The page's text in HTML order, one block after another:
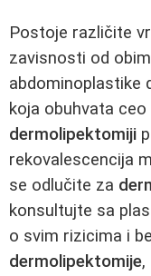
Postoje različite
zavisnosti od
abdominoplastike
koja obuhvata
dermolipektomiji
rekovalescencija
se odlučite za
konsultujte sa
o svim rizicima i
dermolipektomije,